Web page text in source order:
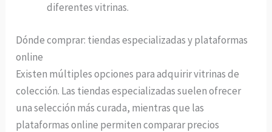
diferentes vitrinas.
Dónde comprar: tiendas especializadas y plataformas
online
Existen múltiples opciones para adquirir vitrinas de
colección. Las tiendas especializadas suelen ofrecer
una selección más curada, mientras que las
plataformas online permiten comparar precios